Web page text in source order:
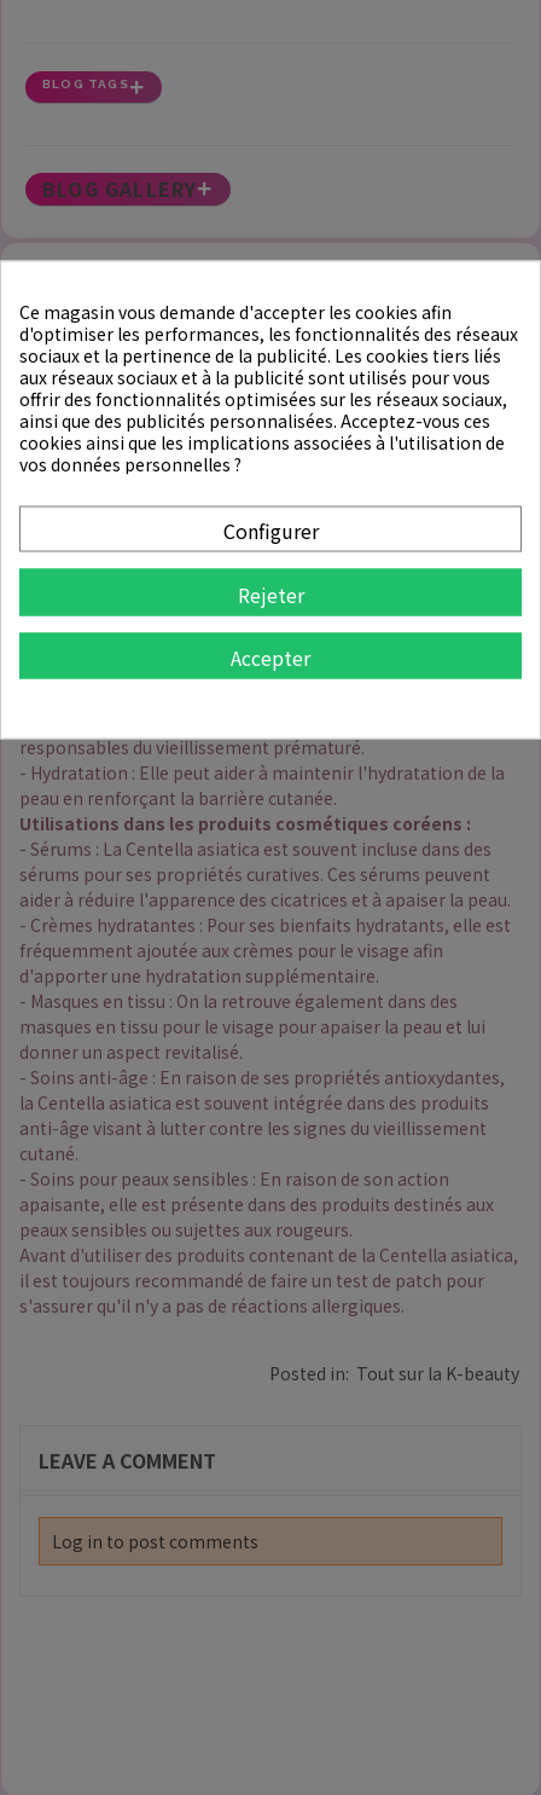
BLOG TAGS
BLOG GALLERY
3958Views Liked January 25th 2024Posted by:Web Administrator
Nom botanique : Centella asiatica (Gotu kola, herbe du tigre,
brahmi asiatique)
- Cicatrisation de la peau : La Centella asiatica est réputée
pour ses propriétés cicatrisantes. Elle favorise la
régénération cellulaire, accélérant ainsi la guérison des plaies
- Anti-inflammatoire : Elle possède des propriétés anti-
inflammatoires qui aident à apaiser la peau irritée, rouge et
sujette aux inflammations.
responsables du vieillissement prématuré.
- Hydratation : Elle peut aider à maintenir l'hydratation de la
peau en renforçant la barrière cutanée.
Utilisations dans les produits cosmétiques coréens :
- Sérums : La Centella asiatica est souvent incluse dans des
sérums pour ses propriétés curatives. Ces sérums peuvent
aider à réduire l'apparence des cicatrices et à apaiser la peau.
- Crèmes hydratantes : Pour ses bienfaits hydratants, elle est
fréquemment ajoutée aux crèmes pour le visage afin
d'apporter une hydratation supplémentaire.
- Masques en tissu : On la retrouve également dans des
masques en tissu pour le visage pour apaiser la peau et lui
donner un aspect revitalisé.
- Soins anti-âge : En raison de ses propriétés antioxydantes,
la Centella asiatica est souvent intégrée dans des produits
anti-âge visant à lutter contre les signes du vieillissement
cutané.
- Soins pour peaux sensibles : En raison de son action
apaisante, elle est présente dans des produits destinés aux
peaux sensibles ou sujettes aux rougeurs.
Avant d'utiliser des produits contenant de la Centella asiatica,
il est toujours recommandé de faire un test de patch pour
s'assurer qu'il n'y a pas de réactions allergiques.
Posted in: Tout sur la K-beauty
LEAVE A COMMENT
Log in to post comments
Ce magasin vous demande d'accepter les cookies afin
d'optimiser les performances, les fonctionnalités des réseaux
sociaux et la pertinence de la publicité. Les cookies tiers liés
aux réseaux sociaux et à la publicité sont utilisés pour vous
offrir des fonctionnalités optimisées sur les réseaux sociaux,
ainsi que des publicités personnalisées. Acceptez-vous ces
cookies ainsi que les implications associées à l'utilisation de
vos données personnelles ?
Configurer
Rejeter
Accepter